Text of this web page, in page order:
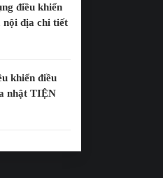
điều khiển
nội địa chi tiết
khiển điều
nhật TIỆN